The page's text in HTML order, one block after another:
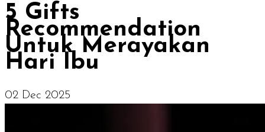
5 Gifts
Recommendation
Untuk Merayakan
Hari Ibu
02 Dec 2025